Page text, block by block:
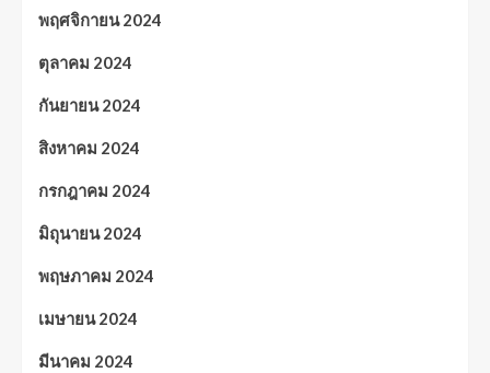
พฤศจิกายน 2024
ตุลาคม 2024
กันยายน 2024
สิงหาคม 2024
กรกฎาคม 2024
มิถุนายน 2024
พฤษภาคม 2024
เมษายน 2024
มีนาคม 2024